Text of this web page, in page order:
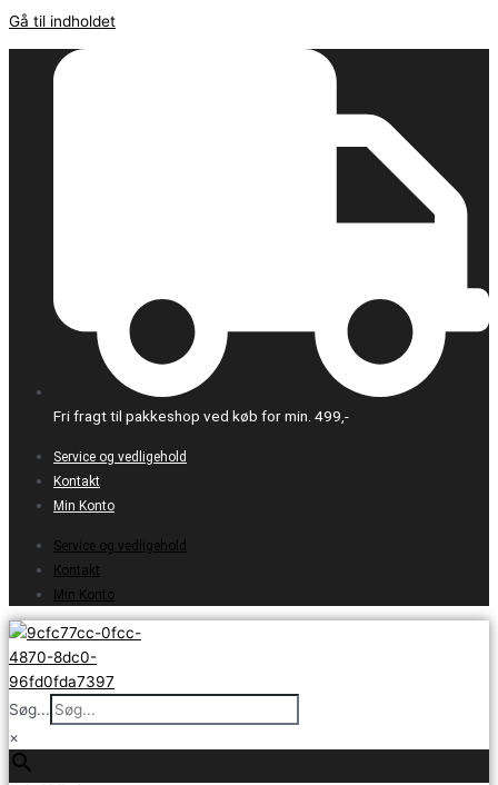
Gå til indholdet
Fri fragt til pakkeshop ved køb for min. 499,-
Service og vedligehold
Kontakt
Min Konto
Service og vedligehold
Kontakt
Min Konto
Søg...
×